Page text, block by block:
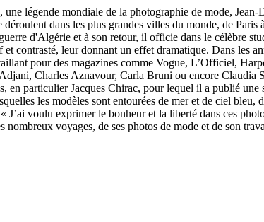
légende mondiale de la photographie de mode,
dans les plus grandes villes du monde, de Paris
d'Algérie et à son retour, il officie dans le célèbre
contrasté, leur donnant un effet dramatique. Dans les
pour des magazines comme Vogue, L’Officiel,
Charles Aznavour, Carla Bruni ou encore Claudia
en particulier Jacques Chirac, pour lequel il a publié une
les modèles sont entourées de mer et de ciel bleu,
voulu exprimer le bonheur et la liberté dans ces
voyages, de ses photos de mode et de son